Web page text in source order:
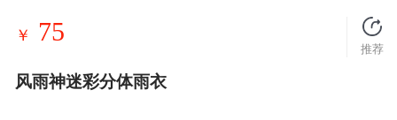
￥ 75
推荐
风雨神迷彩分体雨衣